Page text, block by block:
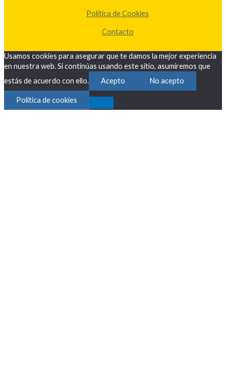
Política de Cookies
Contacto
Usamos cookies para asegurar que te damos la mejor experiencia
en nuestra web. Si continúas usando este sitio, asumiremos que
estás de acuerdo con ello.
Acepto No acepto
Política de cookies